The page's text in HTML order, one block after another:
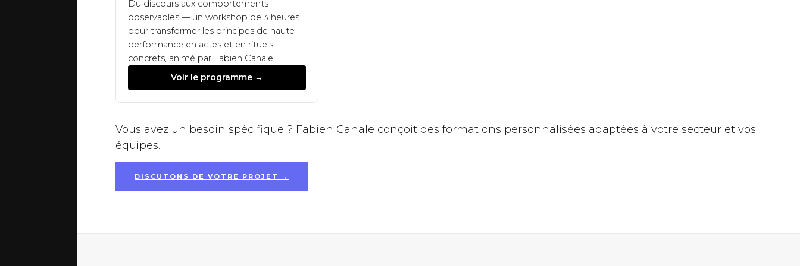
Du discours aux comportements
observables — un workshop de 3 heures
pour transformer les principes de haute
performance en actes et en rituels
concrets, animé par Fabien Canale.
Voir le programme →
Vous avez un besoin spécifique ? Fabien Canale conçoit des formations personnalisées adaptées à votre secteur et vos
équipes.
DISCUTONS DE VOTRE PROJET →